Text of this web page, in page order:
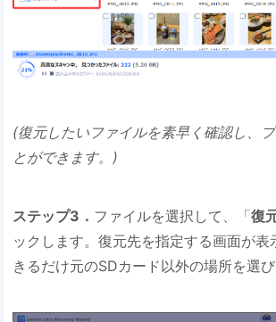
(復元したいファイルを素早く確認し、
とができます。)
ステップ3． ファイルを選択して、「復
ックします。復元先を指定する画面が表
きるだけ元のSDカード以外の場所を選び